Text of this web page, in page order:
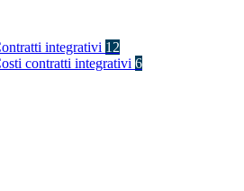
integrativi 12
contratti integrativi 6